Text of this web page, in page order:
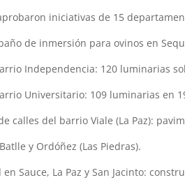
iniciativas de 15
de inmersión para ovinos en
Independencia: 120 luminarias
Universitario: 109 luminarias en
calles del barrio Viale (La Paz):
y Ordóñez (Las Piedras).
Sauce, La Paz y San Jacinto: